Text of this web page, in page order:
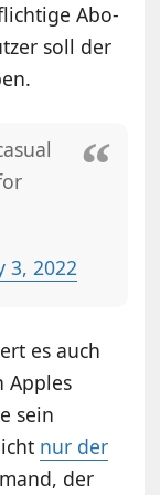
Abo-
soll der
3, 2022
es auch
Apples
sein
nur der
der